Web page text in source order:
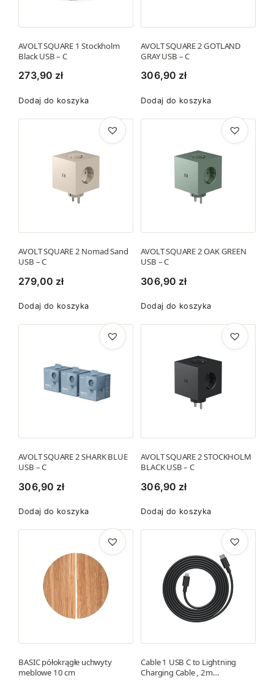
AVOLT SQUARE 1 Stockholm
Black USB – C
273,90 zł
Dodaj do koszyka
AVOLT SQUARE 2 GOTLAND
GRAY USB – C
306,90 zł
Dodaj do koszyka
AVOLT SQUARE 2 Nomad Sand
USB – C
279,00 zł
Dodaj do koszyka
AVOLT SQUARE 2 OAK GREEN
USB – C
306,90 zł
Dodaj do koszyka
AVOLT SQUARE 2 SHARK BLUE
USB – C
306,90 zł
Dodaj do koszyka
AVOLT SQUARE 2 STOCKHOLM
BLACK USB – C
306,90 zł
Dodaj do koszyka
BASIC półokrągłe uchwyty
meblowe 10 cm
Cable 1 USB C to Lightning
Charging Cable , 2m…